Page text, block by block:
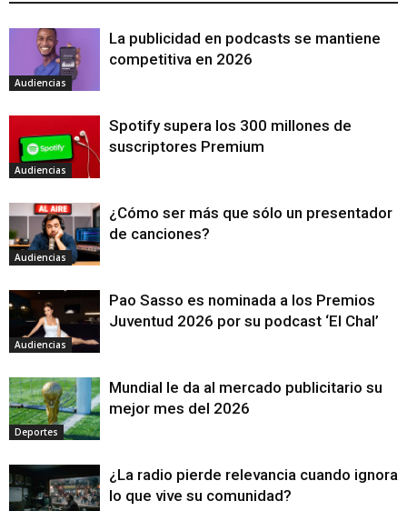
Audiencias
La publicidad en podcasts se mantiene
competitiva en 2026
Audiencias
Spotify supera los 300 millones de
suscriptores Premium
Audiencias
¿Cómo ser más que sólo un presentador
de canciones?
Audiencias
Pao Sasso es nominada a los Premios
Juventud 2026 por su podcast ‘El Chal’
Deportes
Mundial le da al mercado publicitario su
mejor mes del 2026
¿La radio pierde relevancia cuando ignora
lo que vive su comunidad?